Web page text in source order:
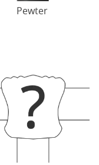
Pewter